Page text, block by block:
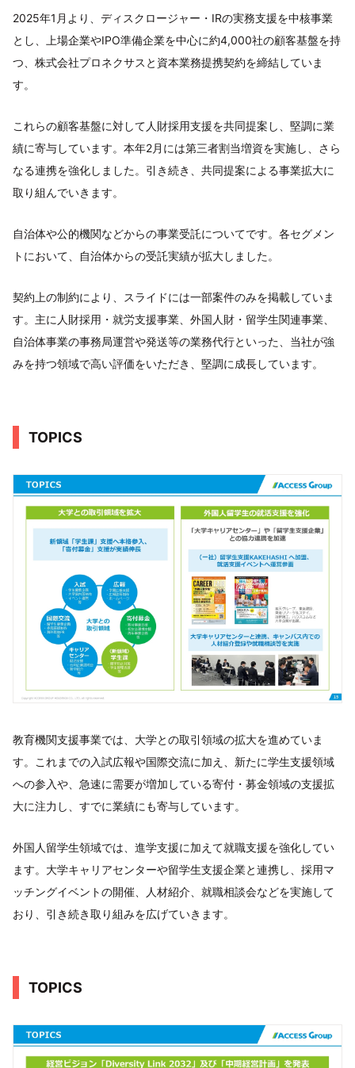
2025年1月より、ディスクロージャー・IRの実務支援を中核事業
とし、上場企業やIPO準備企業を中心に約4,000社の顧客基盤を持
つ、株式会社プロネクサスと資本業務提携契約を締結していま
す。
これらの顧客基盤に対して人財採用支援を共同提案し、堅調に業
績に寄与しています。本年2月には第三者割当増資を実施し、さら
なる連携を強化しました。引き続き、共同提案による事業拡大に
取り組んでいきます。
自治体や公的機関などからの事業受託についてです。各セグメン
トにおいて、自治体からの受託実績が拡大しました。
契約上の制約により、スライドには一部案件のみを掲載していま
す。主に人財採用・就労支援事業、外国人財・留学生関連事業、
自治体事業の事務局運営や発送等の業務代行といった、当社が強
みを持つ領域で高い評価をいただき、堅調に成長しています。
TOPICS
教育機関支援事業では、大学との取引領域の拡大を進めていま
す。これまでの入試広報や国際交流に加え、新たに学生支援領域
への参入や、急速に需要が増加している寄付・募金領域の支援拡
大に注力し、すでに業績にも寄与しています。
外国人留学生領域では、進学支援に加えて就職支援を強化してい
ます。大学キャリアセンターや留学生支援企業と連携し、採用マ
ッチングイベントの開催、人材紹介、就職相談会などを実施して
おり、引き続き取り組みを広げていきます。
TOPICS